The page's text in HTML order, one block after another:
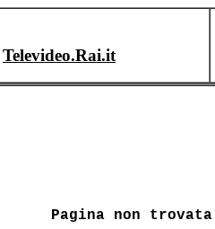
Televideo.Rai.it
Pagina non trovata